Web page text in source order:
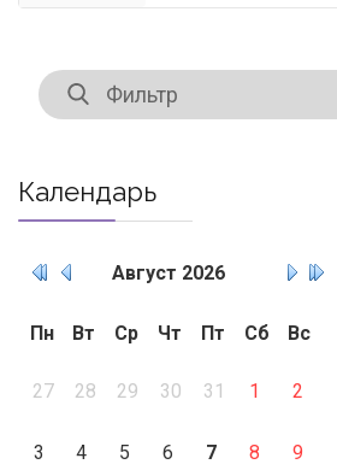
Календарь
Август 2026
Пн Вт Ср Чт Пт Сб Вс
27 28 29 30 31 1 2
3 4 5 6 7 8 9